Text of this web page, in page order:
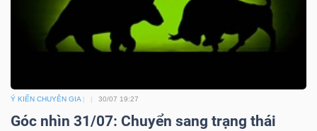
Ý KIẾN CHUYÊN GIA 30/07 19:27
Góc nhìn 31/07: Chuyển sang trạng thái